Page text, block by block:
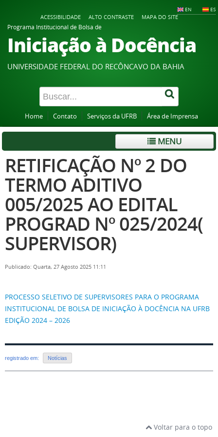
EN ES
ACESSIBILIDADE ALTO CONTRASTE
MAPA DO SITE
Programa Institucional de Bolsa de
Iniciação à Docência
UNIVERSIDADE FEDERAL DO RECÔNCAVO DA BAHIA
Home Contato Serviços da UFRB Área de Imprensa
MENU
RETIFICAÇÃO Nº 2 DO
TERMO ADITIVO
005/2025 AO EDITAL
PROGRAD Nº 025/2024(
SUPERVISOR)
Publicado: Quarta, 27 Agosto 2025 11:11
PROCESSO SELETIVO DE SUPERVISORES PARA O PROGRAMA
INSTITUCIONAL DE BOLSA DE INICIAÇÃO À DOCÊNCIA NA UFRB
EDIÇÃO 2024 – 2026
registrado em: Notícias
Voltar para o topo